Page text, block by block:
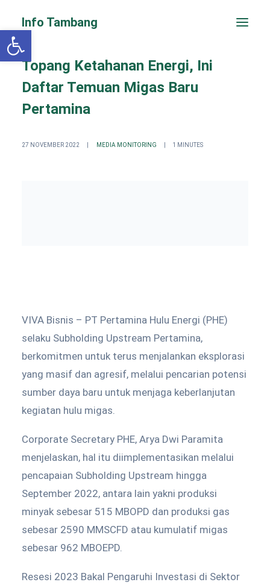
Info Tambang
Topang Ketahanan Energi, Ini
Daftar Temuan Migas Baru
Pertamina
27 NOVEMBER 2022 MEDIA MONITORING 1 MINUTES
VIVA Bisnis – PT Pertamina Hulu Energi (PHE)
selaku Subholding Upstream Pertamina,
berkomitmen untuk terus menjalankan eksplorasi
yang masif dan agresif, melalui pencarian potensi
sumber daya baru untuk menjaga keberlanjutan
kegiatan hulu migas.
Corporate Secretary PHE, Arya Dwi Paramita
menjelaskan, hal itu diimplementasikan melalui
pencapaian Subholding Upstream hingga
September 2022, antara lain yakni produksi
minyak sebesar 515 MBOPD dan produksi gas
sebesar 2590 MMSCFD atau kumulatif migas
sebesar 962 MBOEPD.
Resesi 2023 Bakal Pengaruhi Investasi di Sektor
Open toolbar